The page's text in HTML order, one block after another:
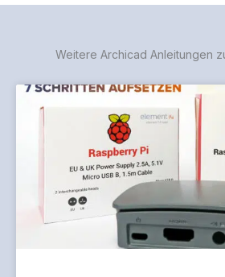
Weitere Archicad Anleitungen